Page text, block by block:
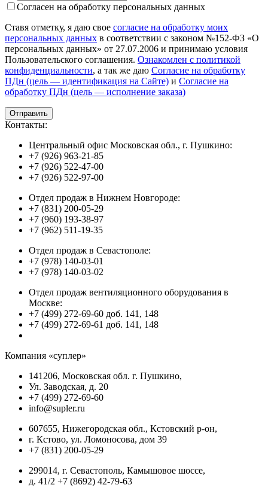
Согласен на обработку персональных данных
Ставя отметку, я даю свое согласие на обработку моих
персональных данных в соответствии с законом №152-ФЗ «О
персональных данных» от 27.07.2006 и принимаю условия
Пользовательского соглашения. Ознакомлен с политикой
конфиденциальности, а так же даю Согласие на обработку
ПДн (цель — идентификация на Сайте) и Согласие на
обработку ПДн (цель — исполнение заказа)
Контакты:
Центральный офис Московская обл., г. Пушкино:
+7 (926) 963-21-85
+7 (926) 522-47-00
+7 (926) 522-97-00
Отдел продаж в Нижнем Новгороде:
+7 (831) 200-05-29
+7 (960) 193-38-97
+7 (962) 511-19-35
Отдел продаж в Севастополе:
+7 (978) 140-03-01
+7 (978) 140-03-02
Отдел продаж вентиляционного оборудования в
Москве:
+7 (499) 272-69-60 доб. 141, 148
+7 (499) 272-69-61 доб. 141, 148
Компания «суплер»
141206, Московская обл. г. Пушкино,
Ул. Заводская, д. 20
+7 (499) 272-69-60
info@supler.ru
607655, Нижегородская обл., Кстовский р-он,
г. Кстово, ул. Ломоносова, дом 39
+7 (831) 200-05-29
299014, г. Севастополь, Камышовое шоссе,
д. 41/2 +7 (8692) 42-79-63